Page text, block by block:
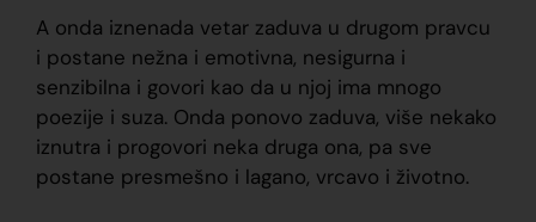
A onda iznenada vetar zaduva u drugom pravcu
i postane nežna i emotivna, nesigurna i
senzibilna i govori kao da u njoj ima mnogo
poezije i suza. Onda ponovo zaduva, više nekako
iznutra i progovori neka druga ona, pa sve
postane presmešno i lagano, vrcavo i životno.